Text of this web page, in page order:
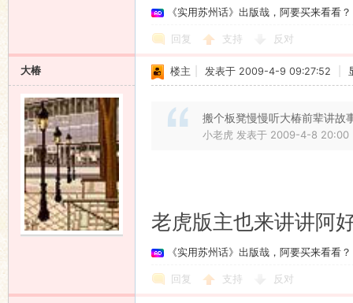
《实用苏州话》出版哉，阿要买来看看？
回复 支持 反对
大椿 楼主 发表于 2009-4-9 09:27:52
搬个板凳慢慢听大椿前辈讲故
小老虎 发表于 2009-4-8 20:00
老虎版主也来讲讲阿
《实用苏州话》出版哉，阿要买来看看？
回复 支持 反对